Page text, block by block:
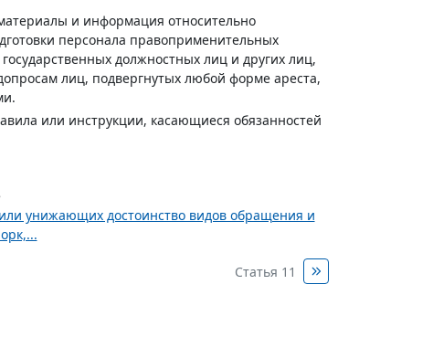
и информация относительно
персонала правоприменительных
должностных лиц и других лиц,
лиц, подвергнутых любой форме ареста,
или инструкции, касающиеся обязанностей
унижающих достоинство видов обращения и
Статья 11